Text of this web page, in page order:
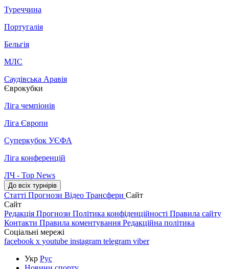
Туреччина
Португалія
Бельгія
МЛС
Саудівська Аравія
Єврокубки
Ліга чемпіонів
Ліга Європи
Суперкубок УЄФА
Ліга конференцій
ЛЧ - Top News
До всіх турнірів
Статті Прогнози Відео Трансфери Сайт
Сайт
Редакція Прогнози Політика конфіденційності Правила сайту
Контакти Правила коментування Редакційна політика
Соціальні мережі
facebook x youtube instagram telegram viber
Укр Рус